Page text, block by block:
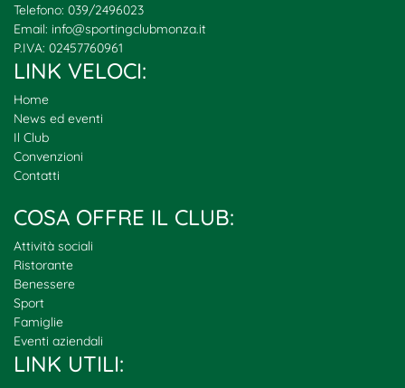
Telefono: 039/2496023
Email: info@sportingclubmonza.it
P.IVA: 02457760961
LINK VELOCI:
Home
News ed eventi
Il Club
Convenzioni
Contatti
COSA OFFRE IL CLUB:
Attività sociali
Ristorante
Benessere
Sport
Famiglie
Eventi aziendali
LINK UTILI: